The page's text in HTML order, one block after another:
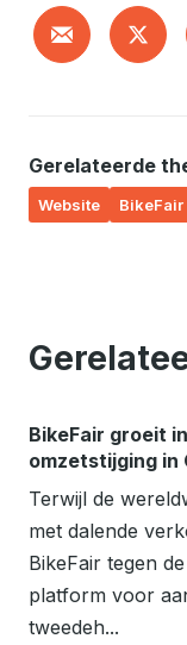
Gerelateerde
Website BikeFair
BikeFair groeit
omzetstijging in
Terwijl de
met dalende
BikeFair tegen
platform voor
tweedeh...